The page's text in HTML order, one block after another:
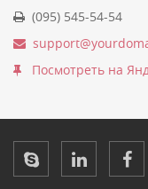
(095) 545-54-54
Посмотреть на